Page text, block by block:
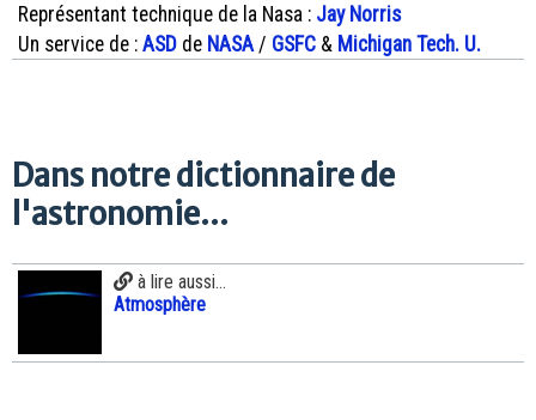
Représentant technique de la Nasa : Jay Norris
Un service de : ASD de NASA / GSFC & Michigan Tech. U.
Dans notre dictionnaire de
l'astronomie...
à lire aussi...
Atmosphère